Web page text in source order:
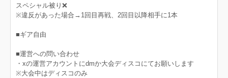
スペシャル被り❌
※違反があった場合→1回目再戦、2回目以降相手に1本
■ギア自由
■運営への問い合わせ
・xの運営アカウントにdmか大会ディスコにてお願いします
※大会中はディスコのみ